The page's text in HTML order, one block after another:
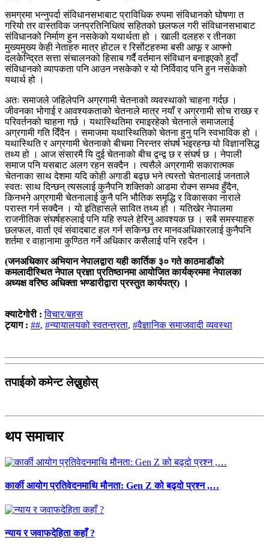
समग्रमा भन्नुपर्दा संविधानसभाबाट प्राविधिक रुपमा संविधानको घोषणा त
गरियो तर वास्तविक जनप्रतिनिधित्व सहितको छलफल गरी संविधानसभाबाट
संविधानको निर्माण हुन नसकेको यथार्थता हो । खाली दलहरु र तीनका
मुख्यमुख्य केही नेताहरु मात्र होटल र रिर्साेटहरुमा बसी आफू र आफ्नो
दलकेन्द्रित सत्ता संचालनको हिसाब गर्दै वर्तमान संविधान बनाइएको हुदाँ
संविधानको व्यापकता पनि आउन नसकेको र यो निर्विवाद पनि हुन नसकेको
यथार्थ हो ।
अतः समाजले जहिलेपनि अग्रगामी चेतनाको व्यवस्थाको चाहना गर्दछ ।
जीवनका भोगाई र आवश्यकताको चेतनाले मात्र नयाँ र अग्रगामी सोच राख्छ र
परिवर्तनको चाहना गर्छ । यथास्थितिमा रमाइरहेको चेतनाले समाजलाई
अग्रगामी गति दिँदैन । समाजमा यथास्थितिको चेतना हुनु पनि स्वभाविक हो ।
यथास्थिति र अग्रगामी चेतनाको बीचमा निरन्तर संघर्ष भइरहन्छ यो विज्ञानसिद्ध
तथ्य हो । आज संसारमै यि दुई चेतनाको बीच द्वन्द्व छ र संघर्ष छ । नेपाली
समाज पनि यसबाट अलग रहन सक्दैन । त्यसैले अग्रगामी सकारात्मक
चेतनाका साथ देशमा यदि कोही अगाडी बढ्छ भने त्यस्तो चेतनालाई जनताले
स्वतः साथ दिन्छन् त्यसलाई कुनैपनि शक्तिको आडमा रोक्न सम्भव हुँदैन,
किनभने अग्रगामी चेतनालाई कुनै पनि भौतिक समृद्धि र विकासका नाराले
परास्त गर्न सक्दैन । यो इतिहासले सावित तथ्य हो । यतिखेर नेपालमा
राजनीतिक संघर्षहरुलाई पनि यहि रुपले हेरिनु आवश्यक छ । सबै समस्याहरु
छलफल, वार्ता एवं संवादबाट हल गर्न सकिन्छ तर मानवअधिकारलाई कुनैपनि
शर्तमा र वाहानामा कुण्ठित गर्ने अधिकार कसैलाई पनि रहदैन ।
(जनअधिकार अभियान नेपालद्वारा यही कार्तिक ३० गते काठमाडौंको
कमलादीस्थित नेपाल प्रज्ञा प्रतिष्ठानमा आयोजित कार्यक्रममा नेपालका
अध्यक्ष वरिष्ठ अधिक्ता भण्डारीद्वारा प्रस्तुत कार्यपत्र) ।
क्याटेगोरी :विचार/बहस
ट्याग : ##, #न्यायालयको स्वतन्त्रता, #वैज्ञानिक समाजवादी व्यवस्था
तपाईको कमेन्ट लेख्नुहोस्
थप समाचार
कार्की आयोग प्रतिवेदनमाथि मौनता: Gen Z को बढ्दो प्रश्न ,…
न्याय र जवाफदेहिता कहाँ ?